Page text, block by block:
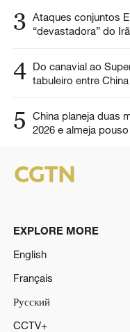
3 Ataques conjuntos
“devastadora” do Irã
4 Do canavial ao
tabuleiro entre
5
China planeja duas
2026 e almeja
EXPLORE MORE
English
Français
Русский
CCTV+